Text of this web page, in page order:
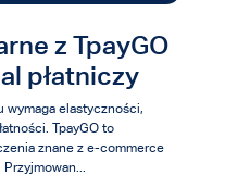
z TpayGO
płatniczy
wymaga elastyczności,
TpayGO to
znane z e-commerce